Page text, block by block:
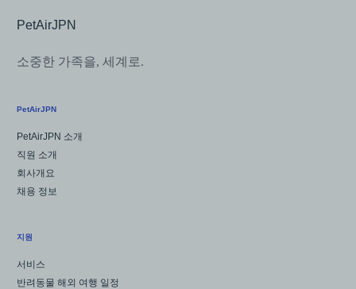
소중한 가족을, 세계로.
PetAirJPN
PetAirJPN 소개
직원 소개
회사개요
채용 정보
지원
서비스
반려동물 해외 여행 일정